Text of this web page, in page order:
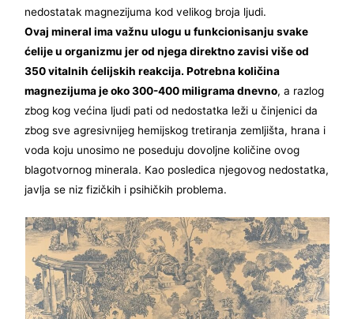
nedostatak magnezijuma kod velikog broja ljudi.
Ovaj mineral ima važnu ulogu u funkcionisanju svake
ćelije u organizmu jer od njega direktno zavisi više od
350 vitalnih ćelijskih reakcija. Potrebna količina
magnezijuma je oko 300-400 miligrama dnevno, a razlog
zbog kog većina ljudi pati od nedostatka leži u činjenici da
zbog sve agresivnijeg hemijskog tretiranja zemljišta, hrana i
voda koju unosimo ne poseduju dovoljne količine ovog
blagotvornog minerala. Kao posledica njegovog nedostatka,
javlja se niz fizičkih i psihičkih problema.